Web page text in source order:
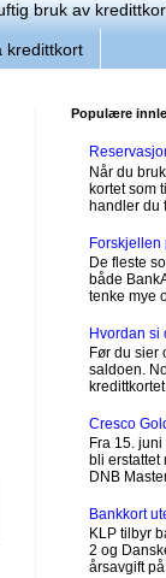
bruk av
kredittkort
Populære
Når du
kortet som
handler du
Forskjellen
De fleste
både
tenke mye
Hvordan si
Før du sier
saldoen.
Cresco
Fra 15.
bli erstattet
DNB
Bankkort
KLP tilbyr
2 og
årsavgift